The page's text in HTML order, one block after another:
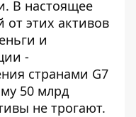
В настоящее
этих активов
и
-
странами G7
50 млрд
не трогают.